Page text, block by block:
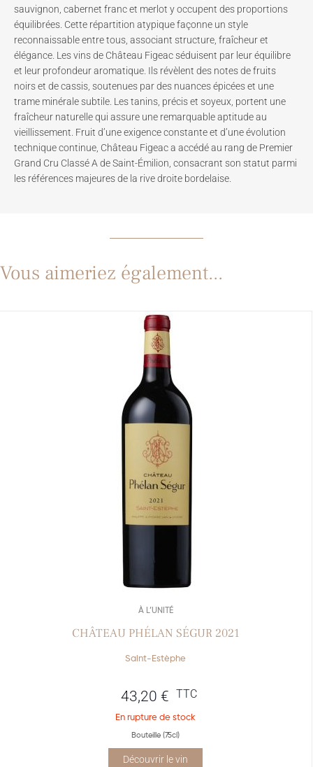
sauvignon, cabernet franc et merlot y occupent des proportions
équilibrées. Cette répartition atypique façonne un style
reconnaissable entre tous, associant structure, fraîcheur et
élégance. Les vins de Château Figeac séduisent par leur équilibre
et leur profondeur aromatique. Ils révèlent des notes de fruits
noirs et de cassis, soutenues par des nuances épicées et une
trame minérale subtile. Les tanins, précis et soyeux, portent une
fraîcheur naturelle qui assure une remarquable aptitude au
vieillissement. Fruit d’une exigence constante et d’une évolution
technique continue, Château Figeac a accédé au rang de Premier
Grand Cru Classé A de Saint-Émilion, consacrant son statut parmi
les références majeures de la rive droite bordelaise.
Vous aimeriez également...
À L’UNITÉ
CHÂTEAU PHÉLAN SÉGUR 2021
Saint-Estèphe
43,20 € TTC
En rupture de stock
Bouteille (75cl)
Découvrir le vin